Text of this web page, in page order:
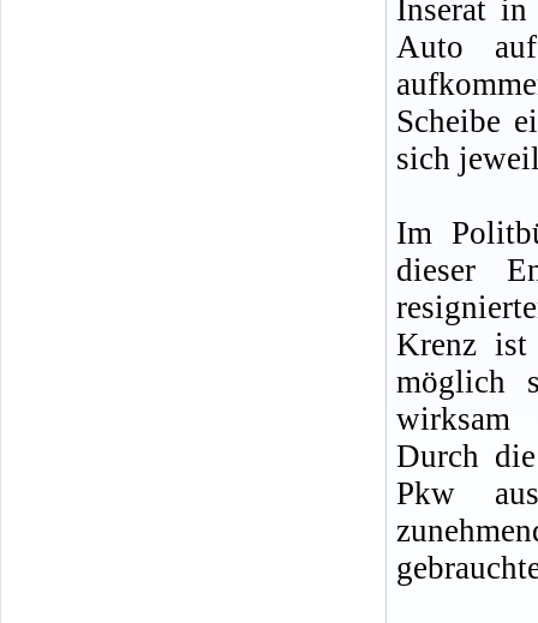
Inserat in
Auto
Scheibe
sich
Im
dieser
Krenz ist
möglich
wirksam
Durch
Pkw